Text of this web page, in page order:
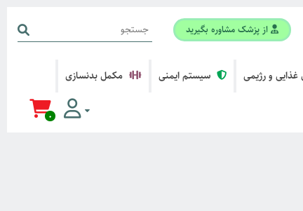
از پزشک مشاوره بگیرید
0
و رژیمی سیستم ایمنی مکمل بدنسازی